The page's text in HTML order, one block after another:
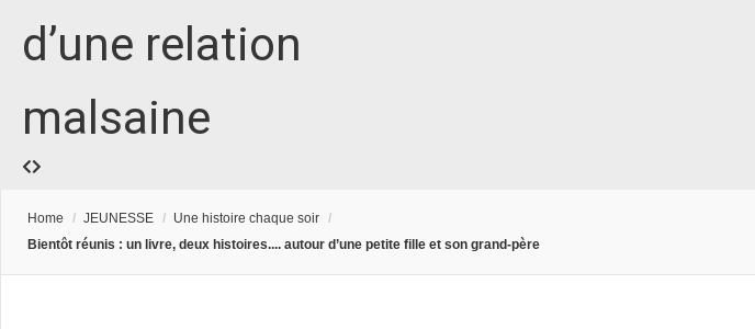
d’une relation
malsaine
Home / JEUNESSE / Une histoire chaque soir /
Bientôt réunis : un livre, deux histoires.... autour d’une petite fille et son grand-père